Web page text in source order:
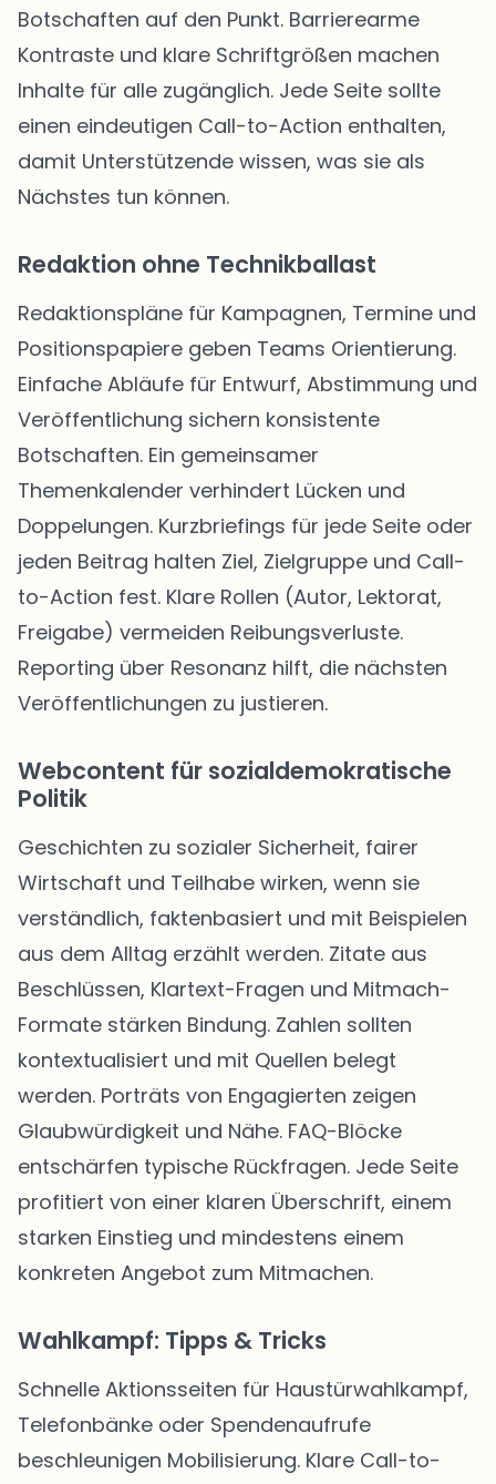
Botschaften auf den Punkt. Barrierearme
Kontraste und klare Schriftgrößen machen
Inhalte für alle zugänglich. Jede Seite sollte
einen eindeutigen Call-to-Action enthalten,
damit Unterstützende wissen, was sie als
Nächstes tun können.
Redaktion ohne Technikballast
Redaktionspläne für Kampagnen, Termine und
Positionspapiere geben Teams Orientierung.
Einfache Abläufe für Entwurf, Abstimmung und
Veröffentlichung sichern konsistente
Botschaften. Ein gemeinsamer
Themenkalender verhindert Lücken und
Doppelungen. Kurzbriefings für jede Seite oder
jeden Beitrag halten Ziel, Zielgruppe und Call-
to-Action fest. Klare Rollen (Autor, Lektorat,
Freigabe) vermeiden Reibungsverluste.
Reporting über Resonanz hilft, die nächsten
Veröffentlichungen zu justieren.
Webcontent für sozialdemokratische
Politik
Geschichten zu sozialer Sicherheit, fairer
Wirtschaft und Teilhabe wirken, wenn sie
verständlich, faktenbasiert und mit Beispielen
aus dem Alltag erzählt werden. Zitate aus
Beschlüssen, Klartext-Fragen und Mitmach-
Formate stärken Bindung. Zahlen sollten
kontextualisiert und mit Quellen belegt
werden. Porträts von Engagierten zeigen
Glaubwürdigkeit und Nähe. FAQ-Blöcke
entschärfen typische Rückfragen. Jede Seite
profitiert von einer klaren Überschrift, einem
starken Einstieg und mindestens einem
konkreten Angebot zum Mitmachen.
Wahlkampf: Tipps & Tricks
Schnelle Aktionsseiten für Haustürwahlkampf,
Telefonbänke oder Spendenaufrufe
beschleunigen Mobilisierung. Klare Call-to-